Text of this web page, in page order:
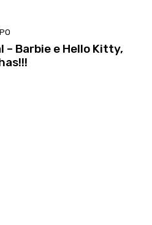
Barbie e Hello Kitty,